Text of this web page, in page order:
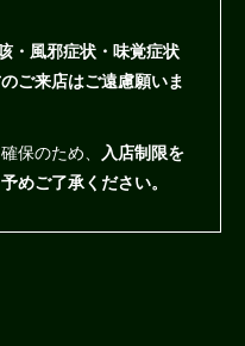
・風邪症状・味覚症状
ご来店はご遠慮願いま
保のため、 入店制限を
めご了承ください。